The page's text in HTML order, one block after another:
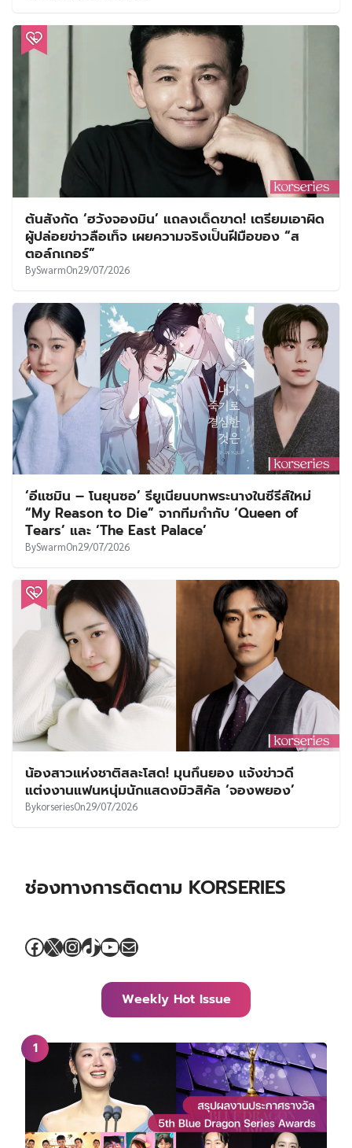
ต้นสังกัด ‘ฮวังจองมิน’ แถลงเด็ดขาด! เตรียมเอาผิด
ผู้ปล่อยข่าวลือเท็จ เผยความจริงเป็นฝีมือของ “ส
ตอล์กเกอร์”
BySwarmOn29/07/2026
‘อีแชมิน – โนยุนซอ’ รียูเนียนบทพระนางในซีรีส์ใหม่
“My Reason to Die” จากทีมกำกับ ‘Queen of
Tears’ และ ‘The East Palace’
BySwarmOn29/07/2026
น้องสาวแห่งชาติสละโสด! มุนกึนยอง แจ้งข่าวดี
แต่งงานแฟนหนุ่มนักแสดงมิวสิคัล ‘จองพยอง’
BykorseriesOn29/07/2026
ช่องทางการติดตาม KORSERIES
Facebook
X Instagram
TikTok
YouTube
Mail
Weekly Hot Issue